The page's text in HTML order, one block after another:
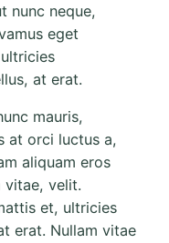
nunc neque,
eget
at erat.
mauris,
at orci luctus a,
aliquam eros
vitae, velit.
et, ultricies
erat. Nullam vitae